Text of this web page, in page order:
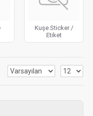
Kuşe Sticker /
Etiket